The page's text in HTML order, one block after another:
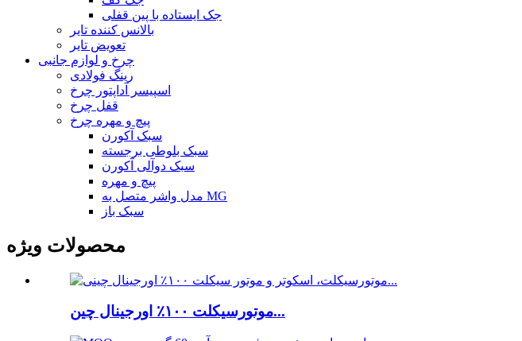
جک ایستاده با پین قفلی
بالانس کننده تایر
تعویض تایر
چرخ و لوازم جانبی
رینگ فولادی
اسپیسر آداپتور چرخ
قفل چرخ
پیچ و مهره چرخ
سبک آکورن
سبک بلوطی برجسته
سبک دوآلی آکورن
پیچ و مهره
مدل واشر متصل به MG
سبک باز
محصولات ویژه
موتورسیکلت ۱۰۰٪ اورجینال چین...